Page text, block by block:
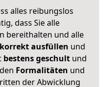
alles reibungslos
dass Sie alle
bereithalten und alle
korrekt ausfüllen und
bestens geschult und
Formalitäten und
der Abwicklung